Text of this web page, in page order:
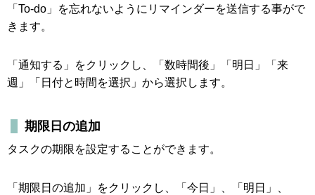
「To-do」を忘れないようにリマインダーを送信する事がで
きます。
「通知する」をクリックし、「数時間後」「明日」「来
週」「日付と時間を選択」から選択します。
期限日の追加
タスクの期限を設定することができます。
「期限日の追加」をクリックし、「今日」、「明日」、